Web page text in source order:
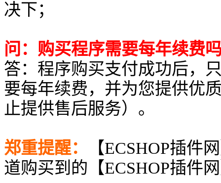
决下；
问：购买程序需要每年续费
答：程序购买支付成功后，
要每年续费，并为您提供优
止提供售后服务）。
郑重提醒：
【ECSHOP插件
道购买到的【ECSHOP插件